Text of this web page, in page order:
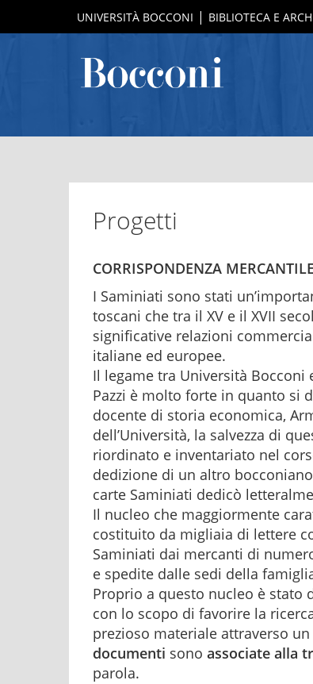
UNIVERSITÀ BOCCONI BIBLIOTECA E
Progetti
CORRISPONDENZA
I Saminiati sono stati
toscani che tra il XV e il XVII
significative relazioni
italiane ed europee.
Il legame tra Università Bocconi
Pazzi è molto forte in quanto si
docente di storia economica,
dell’Università, la salvezza di
riordinato e inventariato nel
dedizione di un altro
carte Saminiati dedicò
Il nucleo che maggiormente
costituito da migliaia di lettere
Saminiati dai mercanti di
e spedite dalle sedi della
Proprio a questo nucleo è stato
con lo scopo di favorire la
prezioso materiale attraverso
documenti sono associate alla
parola.